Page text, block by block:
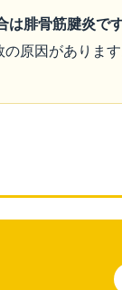
は腓骨筋腱炎で
原因がありま